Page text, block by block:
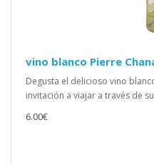
vino blanco Pierre
Degusta el delicioso vino
invitación a viajar a través de
6.00€